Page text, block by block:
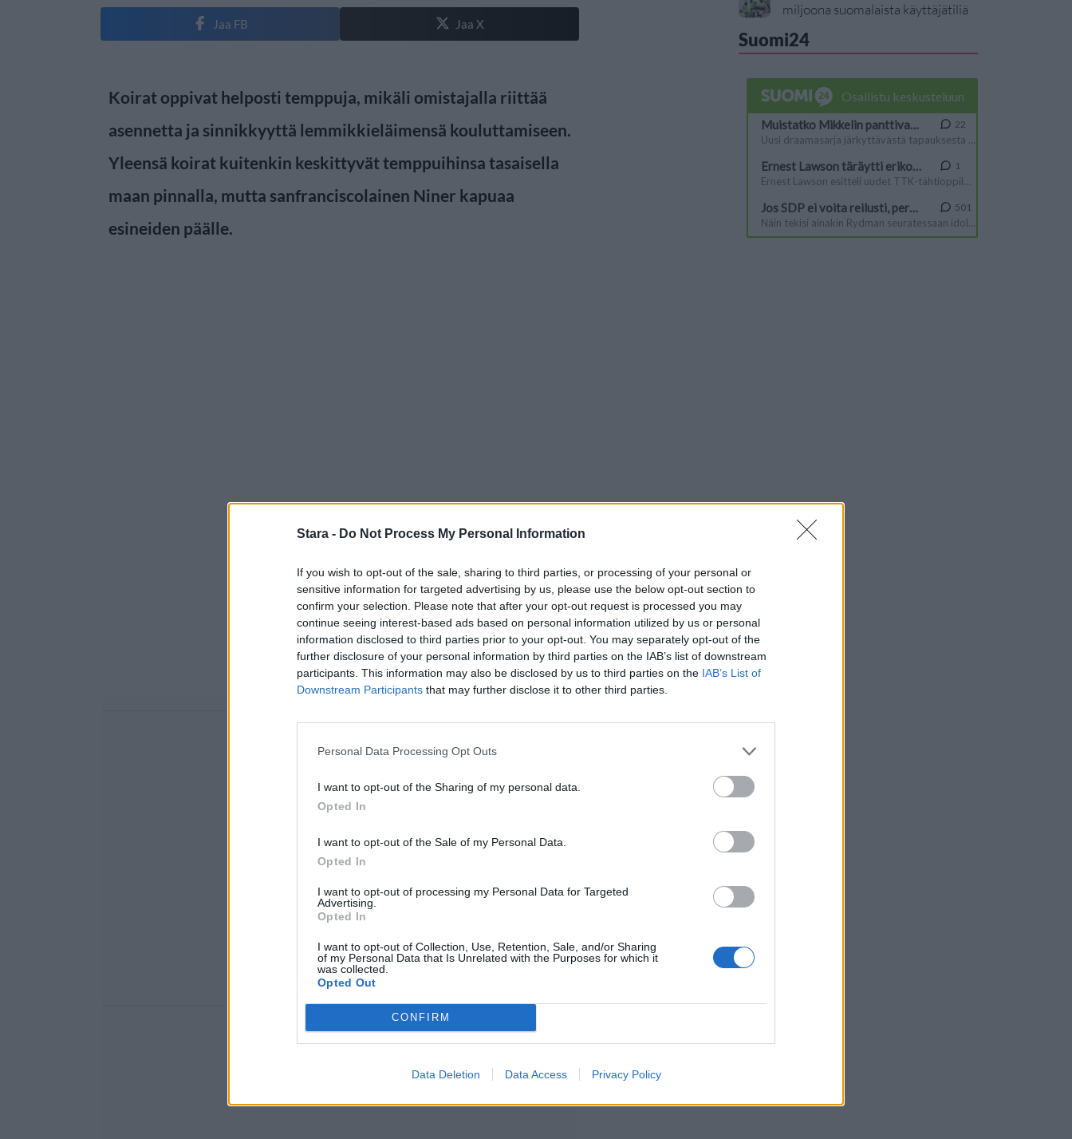
Stara - Do Not Process My Personal Information
If you wish to opt-out of the sale, sharing to third parties, or processing of your personal or
sensitive information for targeted advertising by us, please use the below opt-out section to
confirm your selection. Please note that after your opt-out request is processed you may
continue seeing interest-based ads based on personal information utilized by us or personal
information disclosed to third parties prior to your opt-out. You may separately opt-out of the
further disclosure of your personal information by third parties on the IAB’s list of downstream
participants. This information may also be disclosed by us to third parties on the IAB’s List of
Downstream Participants that may further disclose it to other third parties.
Personal Data Processing Opt Outs
I want to opt-out of the Sharing of my personal data.
Opted In
I want to opt-out of the Sale of my Personal Data.
Opted In
I want to opt-out of processing my Personal Data for Targeted
Advertising.
Opted In
I want to opt-out of Collection, Use, Retention, Sale, and/or Sharing
of my Personal Data that Is Unrelated with the Purposes for which it
was collected.
Opted Out
CONFIRM
Data Deletion Data Access Privacy Policy
Jaa FB Jaa X
Koirat oppivat helposti temppuja, mikäli omistajalla riittää
asennetta ja sinnikkyyttä lemmikkieläimensä kouluttamiseen.
Yleensä koirat kuitenkin keskittyvät temppuihinsa tasaisella
maan pinnalla, mutta sanfranciscolainen Niner kapuaa
esineiden päälle.
miljoona suomalaista käyttäjätiliä
Suomi24